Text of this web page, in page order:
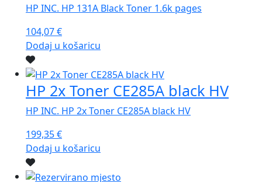
HP INC. HP 131A Black Toner 1.6k pages
104,07€
Dodaj u košaricu
HP 2x Toner CE285A black HV
HP INC. HP 2x Toner CE285A black HV
199,35€
Dodaj u košaricu